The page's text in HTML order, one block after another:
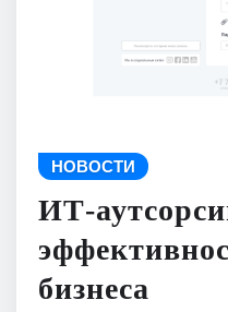
НОВОСТИ
ИТ-
бизнеса